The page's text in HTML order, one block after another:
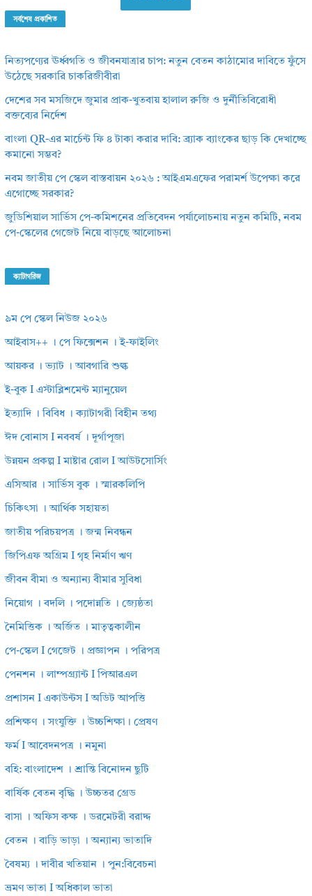
সর্বশেষ প্রকাশিত
নিত্যপণ্যের ঊর্ধ্বগতি ও জীবনযাত্রার চাপ: নতুন বেতন কাঠামোর দাবিতে ফুঁসে
উঠেছে সরকারি চাকরিজীবীরা
দেশের সব মসজিদে জুমার প্রাক-খুতবায় হালাল রুজি ও দুর্নীতিবিরোধী
বক্তব্যের নির্দেশ
বাংলা QR-এর মার্চেন্ট ফি ৪ টাকা করার দাবি: ব্র্যাক ব্যাংকের ছাড় কি দেখাচ্ছে
কমানো সম্ভব?
নবম জাতীয় পে স্কেল বাস্তবায়ন ২০২৬ : আইএমএফের পরামর্শ উপেক্ষা করে
এগোচ্ছে সরকার?
জুডিশিয়াল সার্ভিস পে-কমিশনের প্রতিবেদন পর্যালোচনায় নতুন কমিটি, নবম
পে-স্কেলের গেজেট নিয়ে বাড়ছে আলোচনা
ক্যাটাগরিজ
৯ম পে স্কেল নিউজ ২০২৬
আইবাস++ । পে ফিক্সেশন । ই-ফাইলিং
আয়কর । ভ্যাট । আবগারি শুল্ক
ই-বুক I এস্টাব্লিশমেন্ট ম্যানুয়েল
ইত্যাদি । বিবিধ । ক্যাটাগরী বিহীন তথ্য
ঈদ বোনাস I নববর্ষ । দূর্গাপূজা
উন্নয়ন প্রকল্প I মাষ্টার রোল I আউটসোর্সিং
এসিআর । সার্ভিস বুক । স্মারকলিপি
চিকিৎসা । আর্থিক সহায়তা
জাতীয় পরিচয়পত্র । জন্ম নিবন্ধন
জিপিএফ অগ্রিম I গৃহ নির্মাণ ঋণ
জীবন বীমা ও অন্যান্য বীমার সুবিধা
নিয়োগ । বদলি । পদোন্নতি । জ্যেষ্ঠতা
নৈমিত্তিক । অর্জিত । মাতৃত্বকালীন
পে-স্কেল I গেজেট । প্রজ্ঞাপন । পরিপত্র
পেনশন । লাম্পগ্র্যান্ট I পিআরএল
প্রশাসন I একাউন্টস I অডিট আপত্তি
প্রশিক্ষণ । সংযুক্তি । উচ্চশিক্ষা। প্রেষণ
ফর্ম I আবেদনপত্র । নমুনা
বহি: বাংলাদেশ । শ্রান্তি বিনোদন ছুটি
বার্ষিক বেতন বৃদ্ধি । উচ্চতর গ্রেড
বাসা । অফিস কক্ষ । ডরমেটরী বরাদ্দ
বেতন । বাড়ি ভাড়া । অন্যান্য ভাতাদি
বৈষম্য । দাবীর খতিয়ান । পুন:বিবেচনা
ভ্রমণ ভাতা I অধিকাল ভাতা